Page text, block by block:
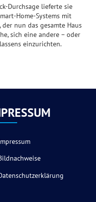
Durchsage lieferte sie
Home-Systems mit
nun das gesamte Haus
sich eine andere – oder
einzurichten.